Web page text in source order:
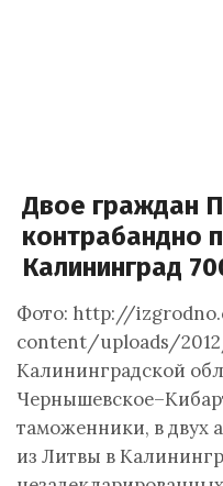
Двое граждан
контрабандно
Калининград
Фото: http://
content/uploads/
Калининградской
таможенники, в двух
из Литвы в